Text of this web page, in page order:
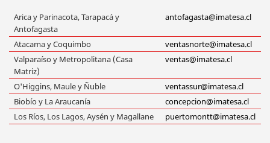
Arica y Parinacota, Tarapacá y
Antofagasta
antofagasta@imatesa.cl
Atacama y Coquimbo
ventasnorte@imatesa.cl
Valparaíso y Metropolitana (Casa
Matriz)
ventas@imatesa.cl
O'Higgins, Maule y Ñuble
ventassur@imatesa.cl
Biobío y La Araucanía
concepcion@imatesa.cl
Los Ríos, Los Lagos, Aysén y Magallane
puertomontt@imatesa.cl